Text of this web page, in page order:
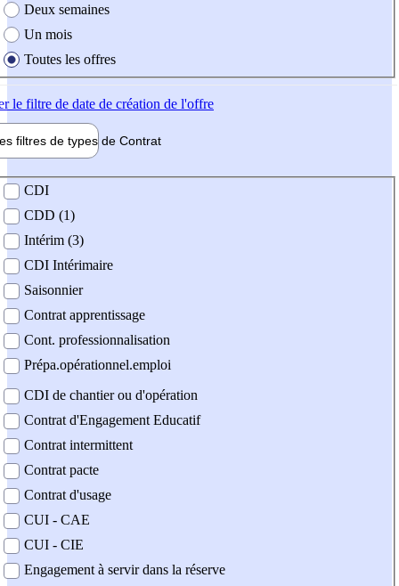
Deux semaines
Un mois
Toutes les offres
le filtre de date de création de l'offre
filtres de types de Contrat
contrat
CDI
CDD (1)
Intérim (3)
CDI Intérimaire
Saisonnier
Contrat apprentissage
Cont. professionnalisation
Prépa.opérationnel.emploi
CDI de chantier ou d'opération
Contrat d'Engagement Educatif
Contrat intermittent
Contrat pacte
Contrat d'usage
CUI - CAE
CUI - CIE
Engagement à servir dans la réserve